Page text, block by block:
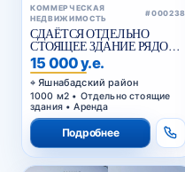
КОММЕРЧЕСКАЯ
НЕДВИЖИМОСТЬ
#000238
СДАЁТСЯ ОТДЕЛЬНО
СТОЯЩЕЕ ЗДАНИЕ РЯДОМ
С ЖИГУЛИ БАР
15 000 у.е.
Яшнабадский район
1000 м2 • Отдельно стоящие
здания • Аренда
Подробнее